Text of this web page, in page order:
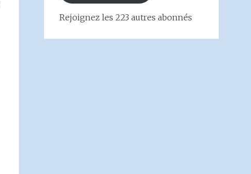
Rejoignez les 223 autres abonnés